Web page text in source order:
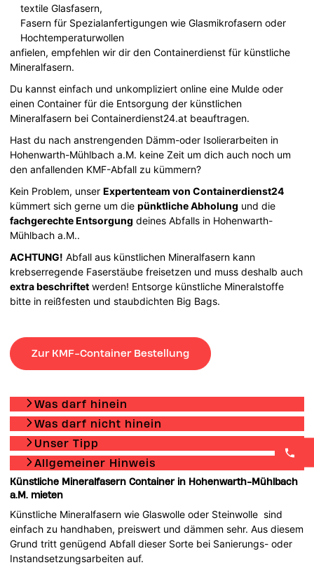
textile Glasfasern,
Fasern für Spezialanfertigungen wie Glasmikrofasern oder
Hochtemperaturwollen
anfielen, empfehlen wir dir den Containerdienst für künstliche
Mineralfasern.
Du kannst einfach und unkompliziert online eine Mulde oder
einen Container für die Entsorgung der künstlichen
Mineralfasern bei Containerdienst24.at beauftragen.
Hast du nach anstrengenden Dämm-oder Isolierarbeiten in
Hohenwarth-Mühlbach a.M. keine Zeit um dich auch noch um
den anfallenden KMF-Abfall zu kümmern?
Kein Problem, unserExpertenteam von Containerdienst24
kümmert sich gerne um diepünktliche Abholung und die
fachgerechte Entsorgung deines Abfalls in Hohenwarth-
Mühlbach a.M..
ACHTUNG! Abfall aus künstlichen Mineralfasern kann
krebserregende Faserstäube freisetzen und muss deshalb auch
extra beschriftet werden! Entsorge künstliche Mineralstoffe
bitte in reißfesten und staubdichten Big Bags.
Zur KMF-Container Bestellung
Was darf hinein
Was darf nicht hinein
Unser Tipp
Allgemeiner Hinweis
Künstliche Mineralfasern Container in Hohenwarth-Mühlbach
a.M. mieten
Künstliche Mineralfasern wie Glaswolle oder Steinwolle sind
einfach zu handhaben, preiswert und dämmen sehr. Aus diesem
Grund tritt genügend Abfall dieser Sorte bei Sanierungs- oder
Instandsetzungsarbeiten auf.